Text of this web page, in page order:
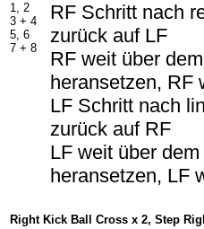
1, 2
3 + 4
5, 6
7 + 8
RF Schritt nach
zurück auf LF
RF weit über
heransetzen, RF
LF Schritt nach
zurück auf RF
LF weit über
heransetzen, LF
Right Kick Ball Cross x 2, Step